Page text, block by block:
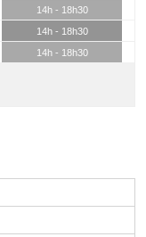
14h - 18h30
14h - 18h30
14h - 18h30